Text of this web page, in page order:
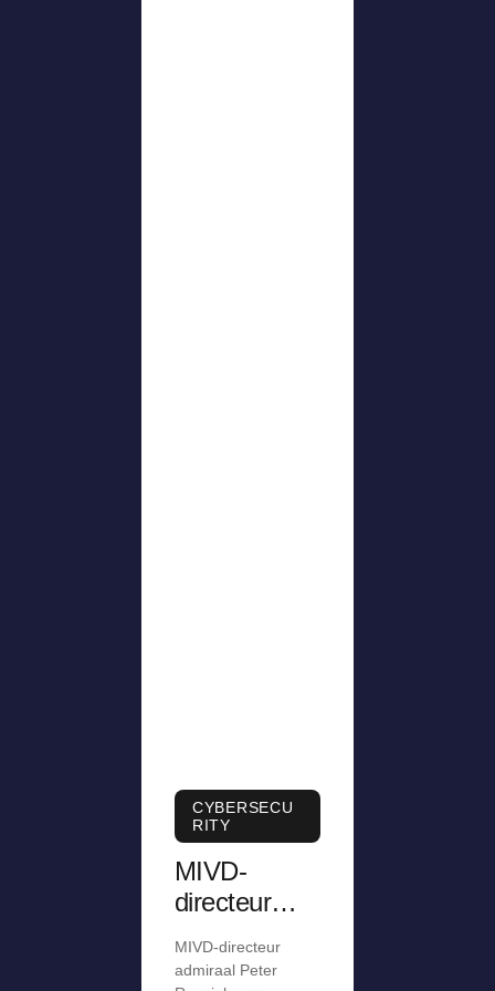
CYBERSECU
RITY
MIVD-
directeur
jarenlang te
MIVD-directeur
admiraal Peter